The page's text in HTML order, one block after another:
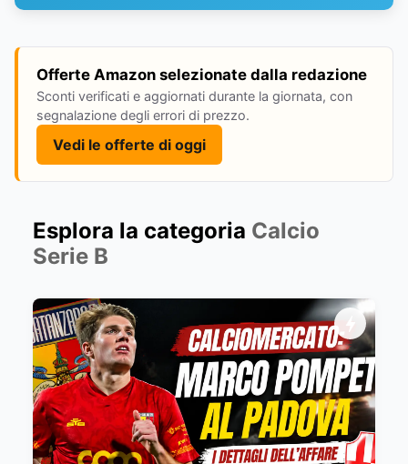
Offerte Amazon selezionate dalla redazione
Sconti verificati e aggiornati durante la giornata, con
segnalazione degli errori di prezzo.
Vedi le offerte di oggi
Esplora la categoria Calcio
Serie B